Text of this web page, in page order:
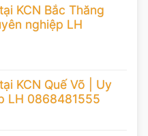
KCN Bắc Thăng
nghiệp LH
KCN Quế Võ | Uy
LH 0868481555